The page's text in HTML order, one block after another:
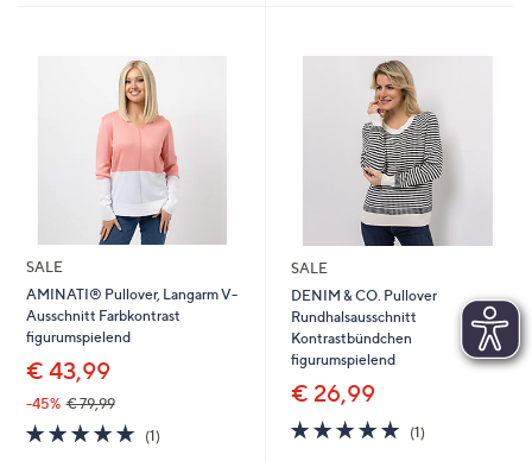
SALE
AMINATI® Pullover, Langarm V-
Ausschnitt Farbkontrast
figurumspielend
€ 43,99
-45% € 79,99
5.0
von
(1)1
SALE
DENIM & CO. Pullover
Rundhalsausschnitt
Kontrastbündchen
figurumspielend
€ 26,99
5.0
von
(1)1